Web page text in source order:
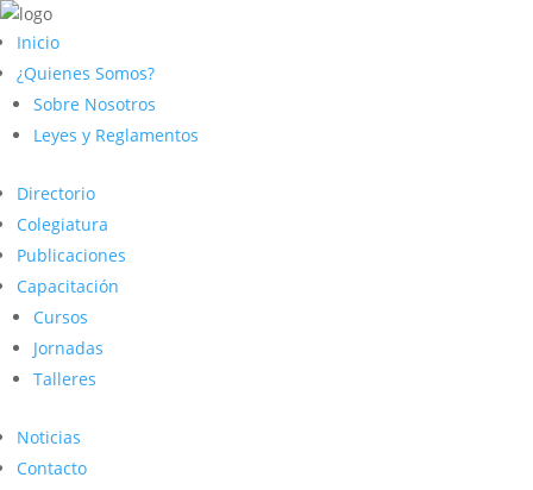
Inicio
¿Quienes Somos?
Sobre Nosotros
Leyes y Reglamentos
Directorio
Colegiatura
Publicaciones
Capacitación
Cursos
Jornadas
Talleres
Noticias
Contacto